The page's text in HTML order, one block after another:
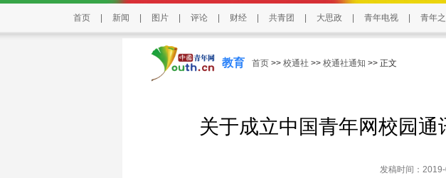
首页 新闻 图片 评论 财经 共青团 大思政 青年电视 青年
教育 首页 >> 校通社 >> 校通社通知 >> 正文
关于成立中国青年网校园
发稿时间：